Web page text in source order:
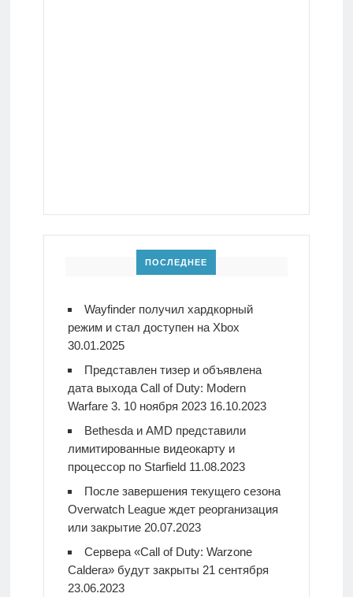
ПОСЛЕДНЕЕ
Wayfinder получил хардкорный
режим и стал доступен на Xbox
30.01.2025
Представлен тизер и объявлена
дата выхода Call of Duty: Modern
Warfare 3. 10 ноября 2023 16.10.2023
Bethesda и AMD представили
лимитированные видеокарту и
процессор по Starfield 11.08.2023
После завершения текущего сезона
Overwatch League ждет реорганизация
или закрытие 20.07.2023
Сервера «Call of Duty: Warzone
Caldera» будут закрыты 21 сентября
23.06.2023